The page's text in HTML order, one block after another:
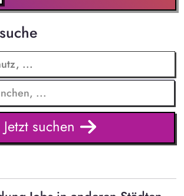
Jetzt suchen